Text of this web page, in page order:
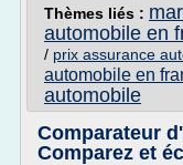
Thèmes liés :
automobile en
/ prix assurance
automobile en
automobile
Comparateur
Comparez et